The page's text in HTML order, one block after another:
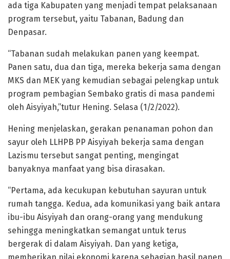
ada tiga Kabupaten yang menjadi tempat pelaksanaan
program tersebut, yaitu Tabanan, Badung dan
Denpasar.
“Tabanan sudah melakukan panen yang keempat.
Panen satu, dua dan tiga, mereka bekerja sama dengan
MKS dan MEK yang kemudian sebagai pelengkap untuk
program pembagian Sembako gratis di masa pandemi
oleh Aisyiyah,”tutur Hening. Selasa (1/2/2022).
Hening menjelaskan, gerakan penanaman pohon dan
sayur oleh LLHPB PP Aisyiyah bekerja sama dengan
Lazismu tersebut sangat penting, mengingat
banyaknya manfaat yang bisa dirasakan.
“Pertama, ada kecukupan kebutuhan sayuran untuk
rumah tangga. Kedua, ada komunikasi yang baik antara
ibu-ibu Aisyiyah dan orang-orang yang mendukung
sehingga meningkatkan semangat untuk terus
bergerak di dalam Aisyiyah. Dan yang ketiga,